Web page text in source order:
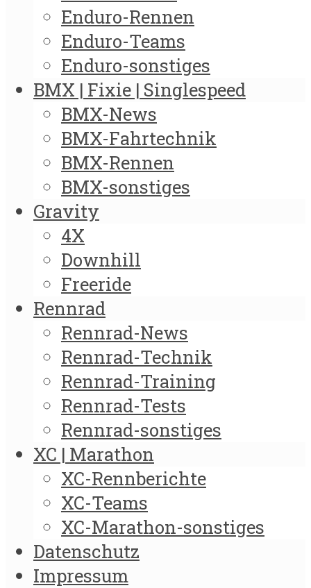
Enduro-Rennen
Enduro-Teams
Enduro-sonstiges
BMX | Fixie | Singlespeed
BMX-News
BMX-Fahrtechnik
BMX-Rennen
BMX-sonstiges
Gravity
4X
Downhill
Freeride
Rennrad
Rennrad-News
Rennrad-Technik
Rennrad-Training
Rennrad-Tests
Rennrad-sonstiges
XC | Marathon
XC-Rennberichte
XC-Teams
XC-Marathon-sonstiges
Datenschutz
Impressum